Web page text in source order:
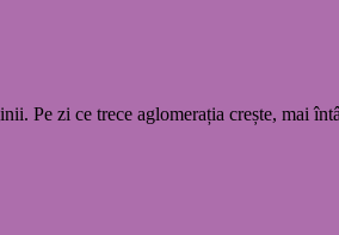
Pe zi ce trece aglomerația crește, mai